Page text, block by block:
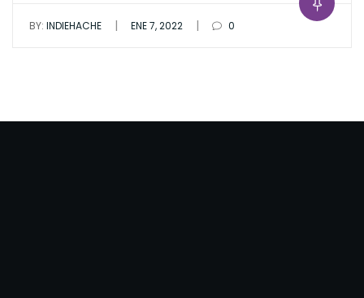
BY: INDIEHACHE | ENE 7, 2022 | 0